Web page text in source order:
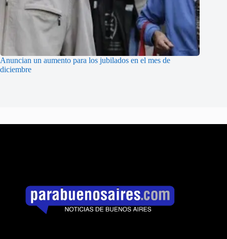
Anuncian un aumento para los jubilados en el mes de
diciembre